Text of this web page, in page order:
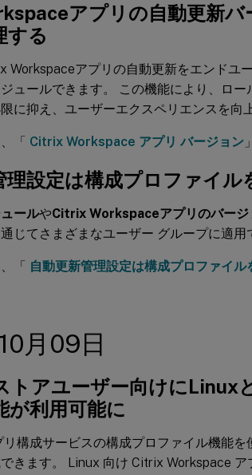
アプリの自動更新バ
する
Workspaceアプリの自動更新をエンドユ
ュールできます。 この機能により、ロ
に抑え、ユーザーエクスペリエンスを向
「 Citrix Workspace アプリ バージョン
理設定は構成プロファイル
ールやCitrix Workspaceアプリのバージ
じてさまざまなユーザー グループに適用
「 自動更新管理設定は構成プロファイ
月09日
トアユーザー向けにLinux
が利用可能に
リ構成サービスの構成プロファイル機能
きます。 Linux 向け Citrix Workspace